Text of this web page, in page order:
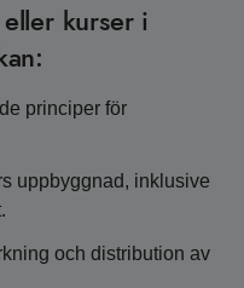
kurser i
principer för
uppbyggnad, inklusive
och distribution av